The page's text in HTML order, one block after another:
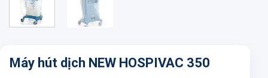
Máy hút dịch NEW HOSPIVAC 350